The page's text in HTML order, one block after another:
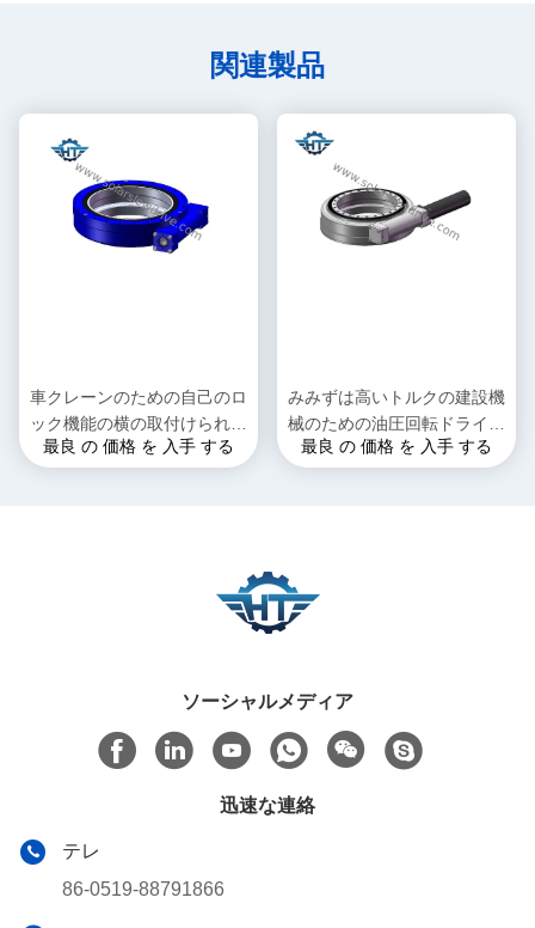
関連製品
車クレーンのための自己のロ
ック機能の横の取付けられた
油圧たくさんドライブ
最良 の 価格 を 入手 する
みみずは高いトルクの建設機
械のための油圧回転ドライブ
を連動させた
最良 の 価格 を 入手 する
ソーシャルメディア
迅速な連絡
テレ
86-0519-88791866